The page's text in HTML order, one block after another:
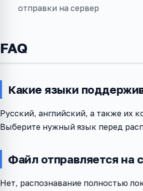
отправки на сервер
FAQ
Какие языки
Русский, английский, а также их
Выберите нужный язык перед
Файл отправляется на
Нет, распознавание полностью